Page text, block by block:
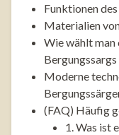
Funktionen
Materialien
Wie wählt
Bergungssargs
Moderne
(FAQ) Häufig
1. Was ist